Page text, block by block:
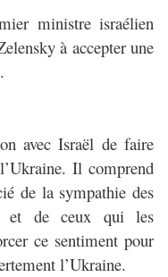
ministre israélien
à accepter une
avec Israël de faire
Il comprend
de la sympathie des
et de ceux qui les
ce sentiment pour
l’Ukraine.